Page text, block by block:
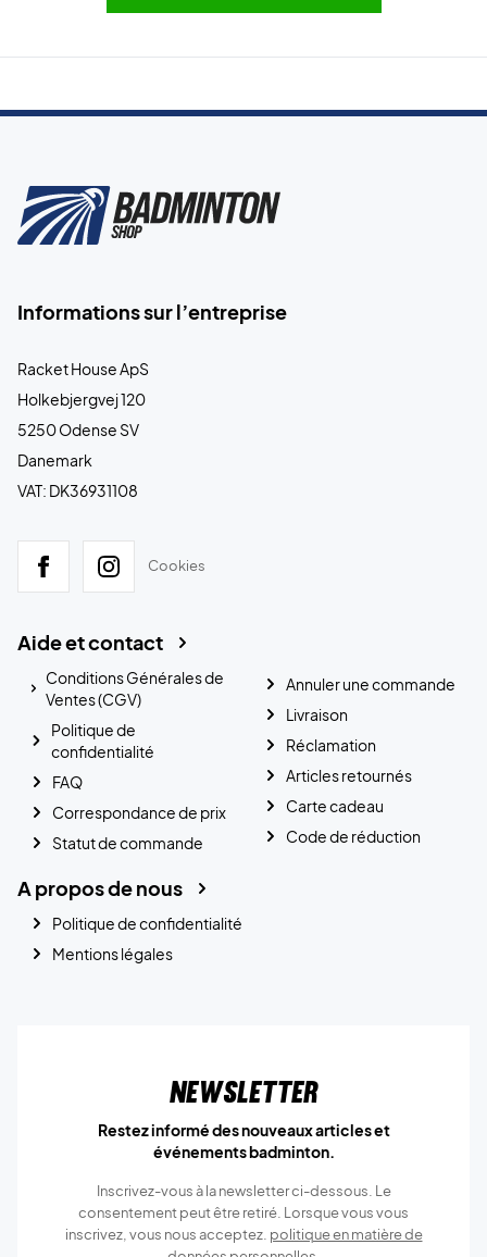
Informations sur l’entreprise
Racket House ApS
Holkebjergvej 120
5250 Odense SV
Danemark
VAT: DK36931108
Cookies
Aide et contact
Conditions Générales de
Ventes (CGV)
Politique de
confidentialité
FAQ
Correspondance de prix
Statut de commande
Annuler une commande
Livraison
Réclamation
Articles retournés
Carte cadeau
Code de réduction
A propos de nous
Politique de confidentialité
Mentions légales
Newsletter
Restez informé des nouveaux articles et
événements badminton.
Inscrivez-vous à la newsletter ci-dessous. Le
consentement peut être retiré. Lorsque vous vous
inscrivez, vous nous acceptez. politique en matière de